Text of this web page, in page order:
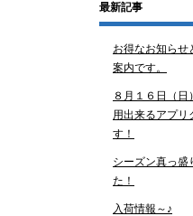
最新記事
お得なお知らせ
案内です。
８月１６日（日
用出来るアプリ
す！
シーズン真っ盛
た！
入荷情報～♪